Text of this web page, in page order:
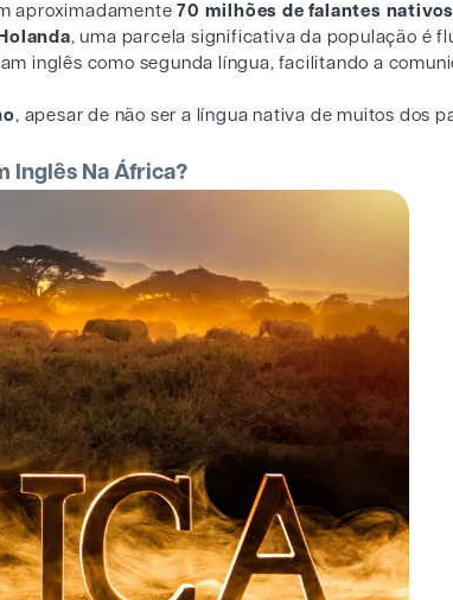
aproximadamente70 milhões de falantes nativos
, uma parcela significativa da população é
inglês como segunda língua, facilitando a
, apesar de não ser a língua nativa de muitos dos
Inglês Na África?